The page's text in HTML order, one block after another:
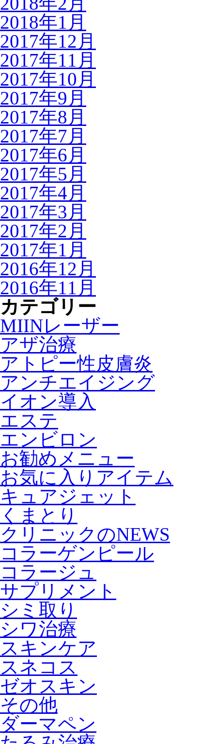
2018年1月
2017年12月
2017年11月
2017年10月
2017年9月
2017年8月
2017年7月
2017年6月
2017年5月
2017年4月
2017年3月
2017年2月
2017年1月
2016年12月
2016年11月
カテゴリー
MIINレーザー
アザ治療
アトピー性皮膚炎
アンチエイジング
イオン導入
エステ
エンビロン
お勧めメニュー
お気に入りアイテム
キュアジェット
くまとり
クリニックのNEWS
コラーゲンピール
コラージュ
サプリメント
シミ取り
シワ治療
スキンケア
スネコス
ゼオスキン
その他
ダーマペン